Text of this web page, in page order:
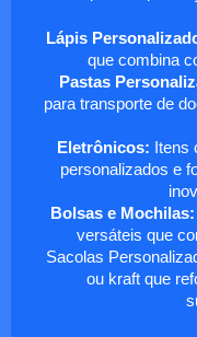
Lápis
que combina
Pastas
para transporte de
Eletrônicos: Itens
personalizados e
Bolsas e Mochilas:
versáteis que
Sacolas
ou kraft que